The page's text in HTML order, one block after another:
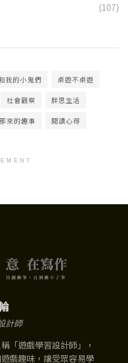
(107)
我的小鬼們 桌遊不桌遊
社會觀察 胖思生活
那來的趣事 閱讀心得
計師
「遊戲學習設計師」，
戲趣味，讓受眾容易學